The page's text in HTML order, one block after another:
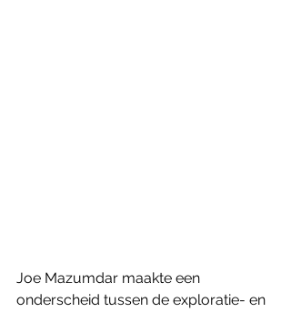
Joe Mazumdar maakte een
onderscheid tussen de exploratie- en